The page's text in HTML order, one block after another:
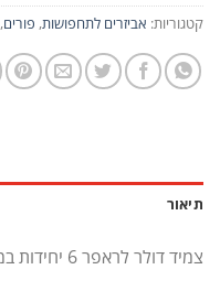
קטגוריות: אביזרים לתחפושות, פורים,
תיאור
צמיד דולר לראפר 6 יחידות במארז